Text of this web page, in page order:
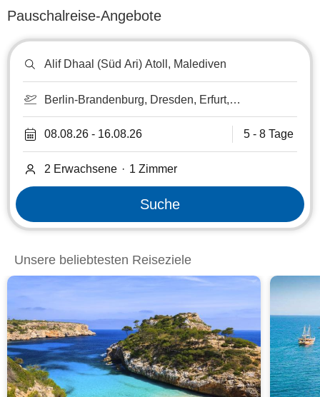
Pauschalreise-Angebote
oder
Berlin-Brandenburg, Dresden, Erfurt,
08.08.26 - 16.08.26 5 - 8 Tage
2 Erwachsene · 1 Zimmer
Suche
Unsere beliebtesten Reiseziele